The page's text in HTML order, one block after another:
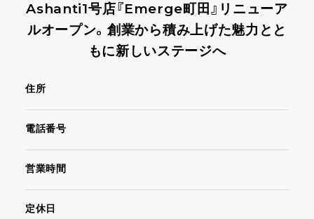
Ashanti1号店『Emerge町田』リニューア
ルオープン。創業から積み上げた魅力とと
もに新しいステージへ
住所
電話番号
営業時間
定休日